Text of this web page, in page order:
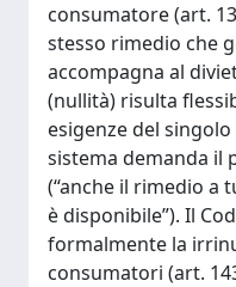
consumatore (art.
stesso rimedio che
accompagna al
(nullità) risulta
esigenze del
sistema demanda il
(“anche il rimedio a
è disponibile”). Il
formalmente la
consumatori (art.